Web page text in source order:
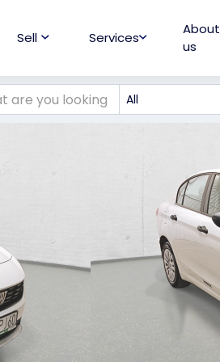
Sell Services
About
us
All